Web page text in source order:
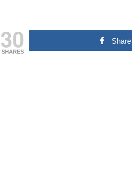
30
SHARES
Share